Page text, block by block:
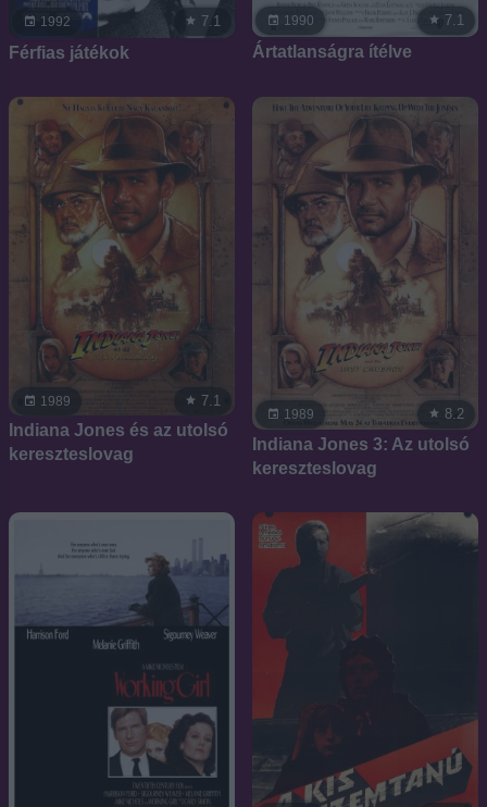
1992 7.1
Férfias játékok
1990 7.1
Ártatlanságra ítélve
1989 7.1
Indiana Jones és az utolsó
kereszteslovag
1989 8.2
Indiana Jones 3: Az utolsó
kereszteslovag